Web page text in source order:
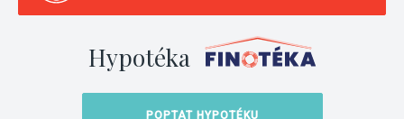
Hypotéka
POPTAT HYPOTÉKU